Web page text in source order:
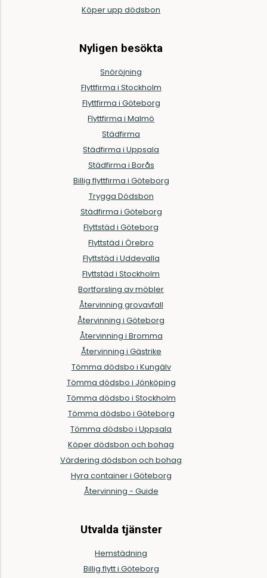
Köper upp dödsbon
Nyligen besökta
Snöröjning
Flyttfirma i Stockholm
Flyttfirma i Göteborg
Flyttfirma i Malmö
Städfirma
Städfirma i Uppsala
Städfirma i Borås
Billig flyttfirma i Göteborg
Trygga Dödsbon
Städfirma i Göteborg
Flyttstäd i Göteborg
Flyttstäd i Örebro
Flyttstäd i Uddevalla
Flyttstäd i Stockholm
Bortforsling av möbler
Återvinning grovavfall
Återvinning i Göteborg
Återvinning i Bromma
Återvinning i Gästrike
Tömma dödsbo i Kungälv
Tömma dödsbo i Jönköping
Tömma dödsbo i Stockholm
Tömma dödsbo i Göteborg
Tömma dödsbo i Uppsala
Köper dödsbon och bohag
Värdering dödsbon och bohag
Hyra container i Göteborg
Återvinning - Guide
Utvalda tjänster
Hemstädning
Billig flytt i Göteborg